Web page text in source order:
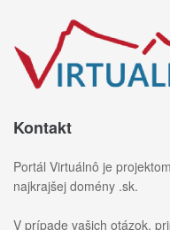
Kontakt
Portál Virtuálnô je projektom
najkrajšej domény .sk.
V prípade vašich otázok,